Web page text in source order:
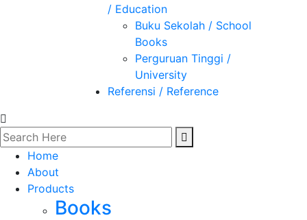
/ Education
Buku Sekolah / School
Books
Perguruan Tinggi /
University
Referensi / Reference
Home
About
Products
Books